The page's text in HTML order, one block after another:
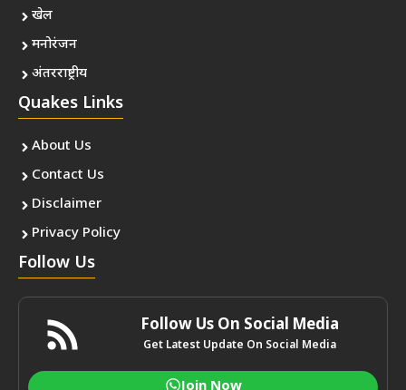
खेल
मनोरंजन
अंतरराष्ट्रीय
Quakes Links
About Us
Contact Us
Disclaimer
Privacy Policy
Follow Us
Follow Us On Social Media
Get Latest Update On Social Media